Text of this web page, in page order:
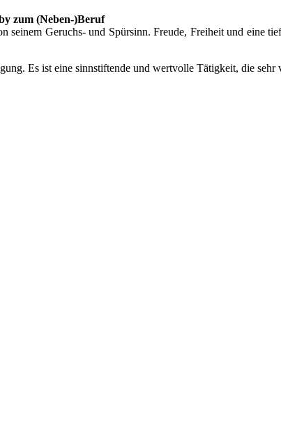
zum (Neben-)Beruf
Geruchs- und Spürsinn. Freude, Freiheit und eine
Es ist eine sinnstiftende und wertvolle Tätigkeit, die